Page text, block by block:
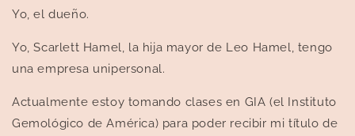
Yo, el dueño.
Yo, Scarlett Hamel, la hija mayor de Leo Hamel, tengo
una empresa unipersonal.
Actualmente estoy tomando clases en GIA (el Instituto
Gemológico de América) para poder recibir mi título de